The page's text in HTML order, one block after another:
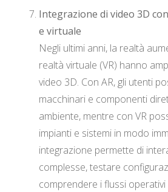
Integrazione di video 3D
e virtuale
Negli ultimi anni, la realtà
realtà virtuale (VR) hanno
video 3D. Con AR, gli utenti
macchinari e componenti
ambiente, mentre con VR
impianti e sistemi in modo
integrazione permette di
complesse, testare
comprendere i flussi operativi